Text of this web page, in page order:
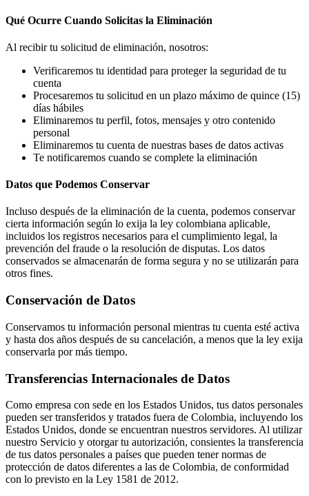
Qué Ocurre Cuando Solicitas la Eliminación
Al recibir tu solicitud de eliminación, nosotros:
Verificaremos tu identidad para proteger la seguridad de tu
cuenta
Procesaremos tu solicitud en un plazo máximo de quince (15)
días hábiles
Eliminaremos tu perfil, fotos, mensajes y otro contenido
personal
Eliminaremos tu cuenta de nuestras bases de datos activas
Te notificaremos cuando se complete la eliminación
Datos que Podemos Conservar
Incluso después de la eliminación de la cuenta, podemos conservar
cierta información según lo exija la ley colombiana aplicable,
incluidos los registros necesarios para el cumplimiento legal, la
prevención del fraude o la resolución de disputas. Los datos
conservados se almacenarán de forma segura y no se utilizarán para
otros fines.
Conservación de Datos
Conservamos tu información personal mientras tu cuenta esté activa
y hasta dos años después de su cancelación, a menos que la ley exija
conservarla por más tiempo.
Transferencias Internacionales de Datos
Como empresa con sede en los Estados Unidos, tus datos personales
pueden ser transferidos y tratados fuera de Colombia, incluyendo los
Estados Unidos, donde se encuentran nuestros servidores. Al utilizar
nuestro Servicio y otorgar tu autorización, consientes la transferencia
de tus datos personales a países que pueden tener normas de
protección de datos diferentes a las de Colombia, de conformidad
con lo previsto en la Ley 1581 de 2012.